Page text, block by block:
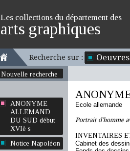
Les collections du département des
arts graphiques
Recherche sur : Oeuvres
Nouvelle recherche
ANONYME
ALLEMAND
DU SUD début
XVIè s
Notice Napoléon
Ecole allemande
Portrait d'homme
INVENTAIRES
Cabinet des